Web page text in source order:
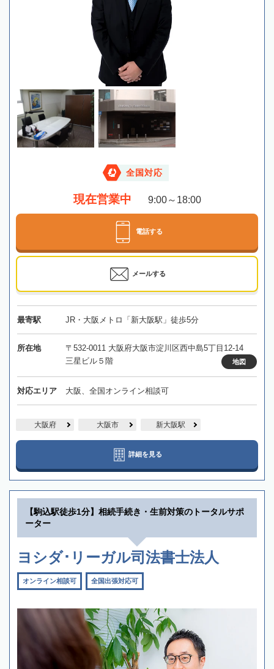
全国対応
現在営業中 9:00～18:00
電話する
メールする
最寄駅 JR・大阪メトロ「新大阪駅」徒歩5分
所在地
〒532-0011 大阪府大阪市淀川区西中島5丁目12-14
三星ビル５階
地図
対応エリア 大阪、全国オンライン相談可
大阪府 大阪市 新大阪駅
詳細を見る
【駒込駅徒歩1分】相続手続き・生前対策のトータルサポ
ーター
ヨシダ･リーガル司法書士法人
オンライン相談可 全国出張対応可